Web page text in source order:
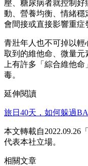
壓、糖尿病者就控制
動、營養均衡、情緒
會間接或直接影響重症
青壯年人也不可掉以
取到的維他命、微量
上有許多「綜合維他
毒。
延伸閱讀
旅日40天，如何躲過
本文轉載自2022.09.26「
代表本社立場。
相關文章